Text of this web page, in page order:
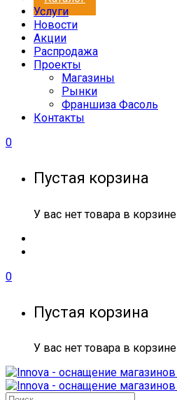
Услуги
Новости
Акции
Распродажа
Проекты
Магазины
Рынки
Франшиза Фасоль
Контакты
0
Пустая корзина
У вас нет товара в корзине
0
Пустая корзина
У вас нет товара в корзине